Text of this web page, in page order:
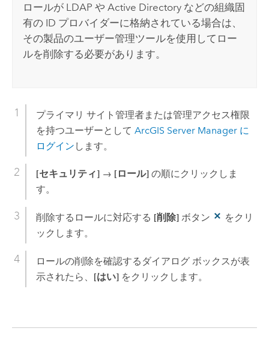
ロールが LDAP や Active Directory などの組織固
有の ID プロバイダーに格納されている場合は、
その製品のユーザー管理ツールを使用してロー
ルを削除する必要があります。
プライマリ サイト管理者または管理アクセス権限
を持つユーザーとして ArcGIS Server Manager に
ログイン します。
[セキュリティ]→ [ロール]の順にクリックしま
す。
削除するロールに対応する [削除]ボタン
をクリ
ックします。
ロールの削除を確認するダイアログ ボックスが表
示されたら、 [はい]をクリックします。